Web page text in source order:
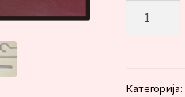
Категорија: